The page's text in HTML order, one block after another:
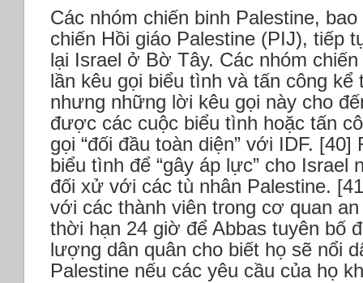
Các nhóm chiến binh Palestine,
chiến Hồi giáo Palestine (PIJ), tiếp
lại Israel ở Bờ Tây. Các nhóm
lần kêu gọi biểu tình và tấn công
nhưng những lời kêu gọi này cho
được các cuộc biểu tình hoặc tấn
gọi “đối đầu toàn diện” với IDF.
biểu tình để “gây áp lực” cho Israel
đối xử với các tù nhân Palestine.
với các thành viên trong cơ quan
thời hạn 24 giờ để Abbas tuyên bố
lượng dân quân cho biết họ sẽ nổi
Palestine nếu các yêu cầu của họ